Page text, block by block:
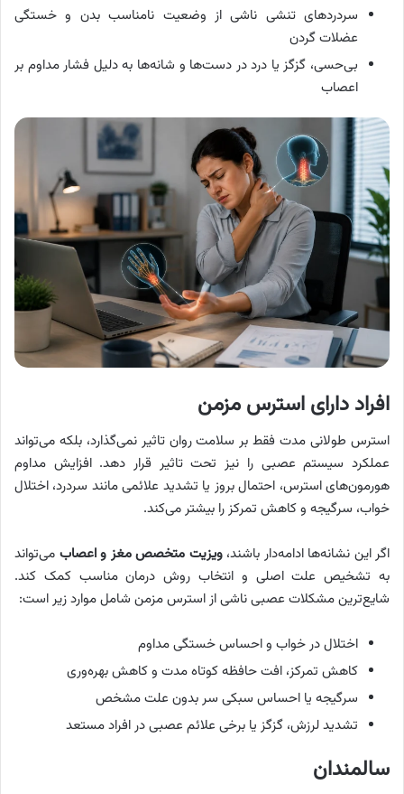
سردردهای تنشی ناشی از وضعیت نامناسب بدن و خستگی
عضلات گردن
بی‌حسی، گزگز یا درد در دست‌ها و شانه‌ها به دلیل فشار مداوم بر
اعصاب
افراد دارای استرس مزمن
استرس طولانی مدت فقط بر سلامت روان تاثیر نمی‌گذارد، بلکه می‌تواند
عملکرد سیستم عصبی را نیز تحت تاثیر قرار دهد. افزایش مداوم
هورمون‌های استرس، احتمال بروز یا تشدید علائمی مانند سردرد، اختلال
خواب، سرگیجه و کاهش تمرکز را بیشتر می‌کند.
اگر این نشانه‌ها ادامه‌دار باشند،ویزیت متخصص مغز و اعصاب می‌تواند
به تشخیص علت اصلی و انتخاب روش درمان مناسب کمک کند.
شایع‌ترین مشکلات عصبی ناشی از استرس مزمن شامل موارد زیر است:
اختلال در خواب و احساس خستگی مداوم
کاهش تمرکز، افت حافظه کوتاه مدت و کاهش بهره‌وری
سرگیجه یا احساس سبکی سر بدون علت مشخص
تشدید لرزش، گزگز یا برخی علائم عصبی در افراد مستعد
سالمندان